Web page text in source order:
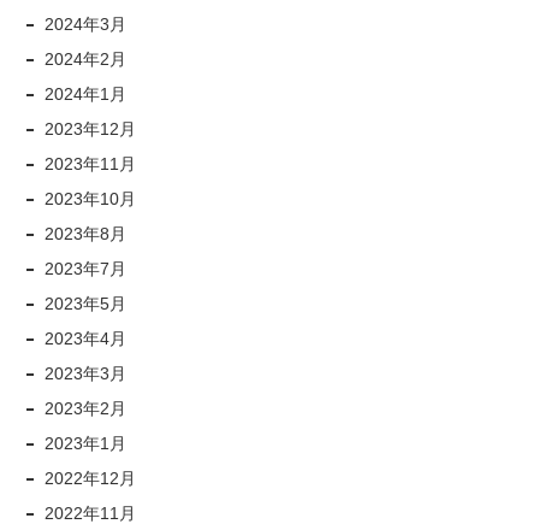
2024年3月
2024年2月
2024年1月
2023年12月
2023年11月
2023年10月
2023年8月
2023年7月
2023年5月
2023年4月
2023年3月
2023年2月
2023年1月
2022年12月
2022年11月